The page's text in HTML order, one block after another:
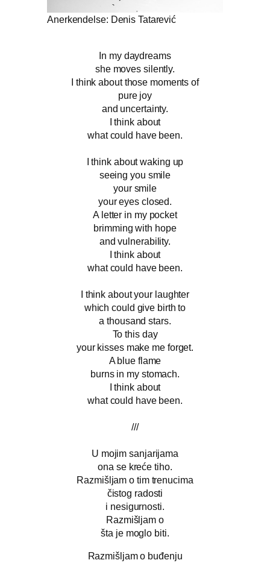
Anerkendelse: Denis Tatarević
In my daydreams
she moves silently.
I think about those moments of
pure joy
and uncertainty.
I think about
what could have been.
I think about waking up
seeing you smile
your smile
your eyes closed.
A letter in my pocket
brimming with hope
and vulnerability.
I think about
what could have been.
I think about your laughter
which could give birth to
a thousand stars.
To this day
your kisses make me forget.
A blue flame
burns in my stomach.
I think about
what could have been.
///
U mojim sanjarijama
ona se kreće tiho.
Razmišljam o tim trenucima
čistog radosti
i nesigurnosti.
Razmišljam o
šta je moglo biti.
Razmišljam o buđenju